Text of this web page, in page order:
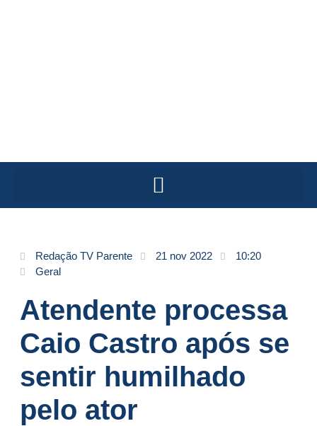
Redação TV Parente 21 nov 2022
10:20
Geral
Atendente processa
Caio Castro após se
sentir humilhado
pelo ator